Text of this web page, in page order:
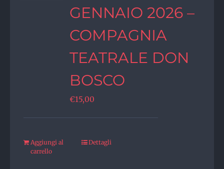
GENNAIO 2026 –
COMPAGNIA
TEATRALE DON
BOSCO
€15,00
Aggiungi al
carrello
Dettagli